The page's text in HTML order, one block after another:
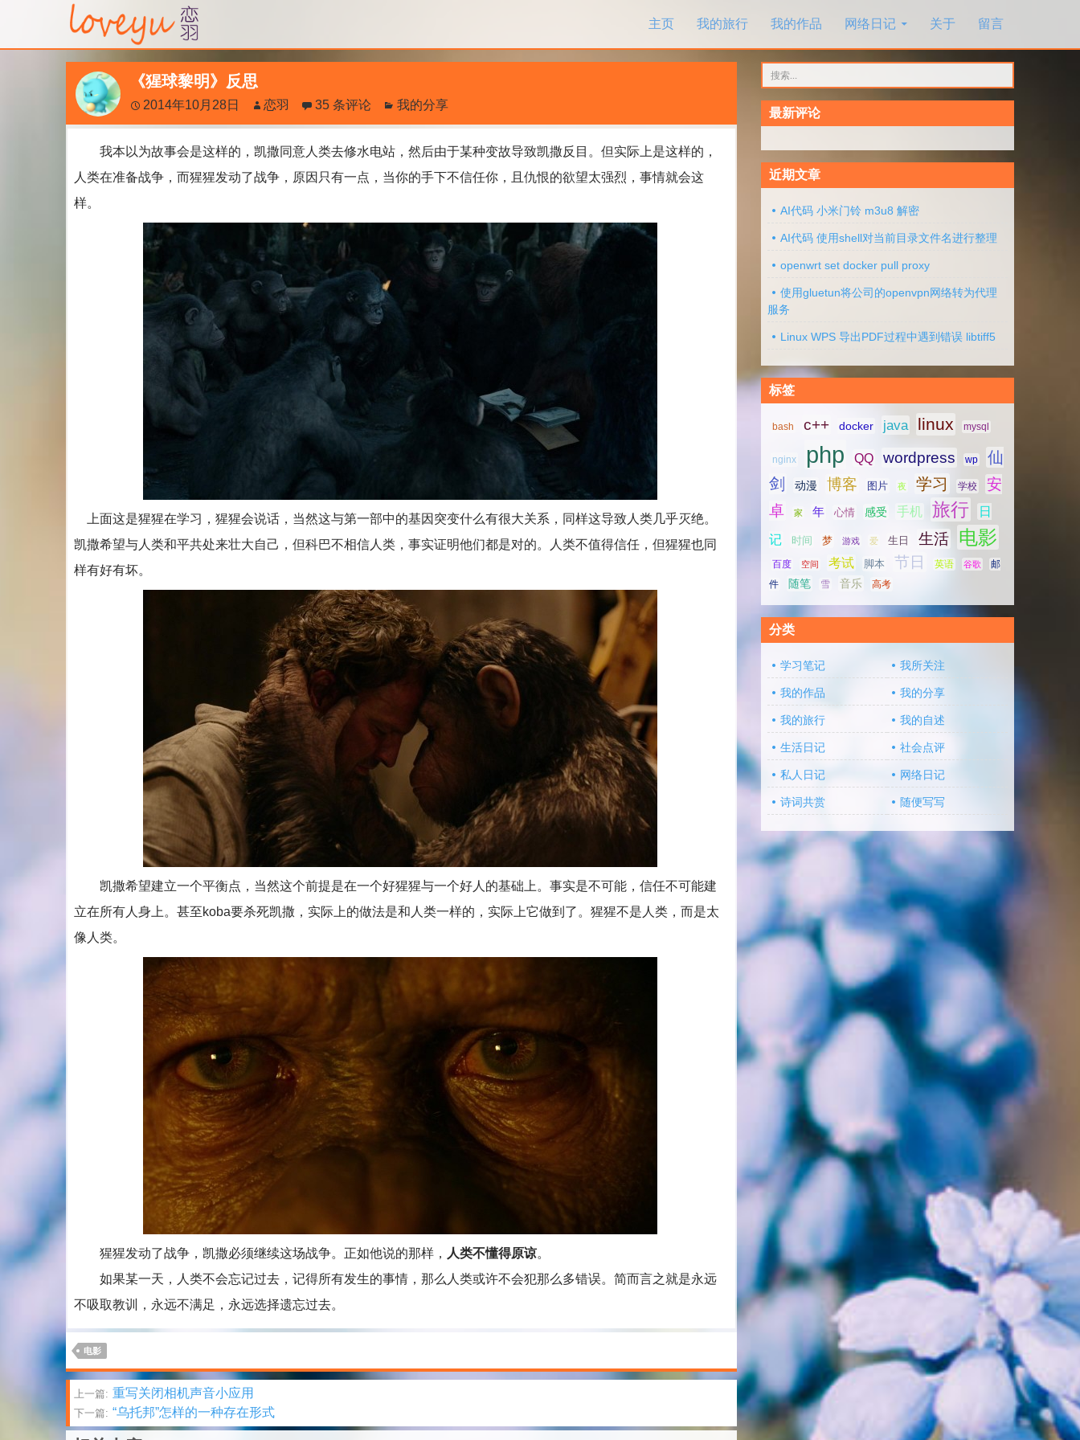
主页
我的旅行 我的作品 网络日记 关于 留言
《猩球黎明》反思
2014年10月28日 恋羽 35 条评论 我的分享
我本以为故事会是这样的，凯撒同意人类去修水电站，然后由于某种变故导致凯撒反目。但实际上是这样的，
人类在准备战争，而猩猩发动了战争，原因只有一点，当你的手下不信任你，且仇恨的欲望太强烈，事情就会这
样。
上面这是猩猩在学习，猩猩会说话，当然这与第一部中的基因突变什么有很大关系，同样这导致人类几乎灭绝。
凯撒希望与人类和平共处来壮大自己，但科巴不相信人类，事实证明他们都是对的。人类不值得信任，但猩猩也同
样有好有坏。
凯撒希望建立一个平衡点，当然这个前提是在一个好猩猩与一个好人的基础上。事实是不可能，信任不可能建
立在所有人身上。甚至koba要杀死凯撒，实际上的做法是和人类一样的，实际上它做到了。猩猩不是人类，而是太
像人类。
猩猩发动了战争，凯撒必须继续这场战争。正如他说的那样， 人类不懂得原谅。
如果某一天，人类不会忘记过去，记得所有发生的事情，那么人类或许不会犯那么多错误。简而言之就是永远
不吸取教训，永远不满足，永远选择遗忘过去。
电影
文
章
上一篇: 重写关闭相机声音小应用
下一篇: “乌托邦”怎样的一种存在形式
索：
最新评论
近期文章
AI代码 小米门铃 m3u8 解密
AI代码 使用shell对当前目录文件名进行整理
openwrt set docker pull proxy
使用gluetun将公司的openvpn网络转为代理
服务
Linux WPS 导出PDF过程中遇到错误 libtiff5
标签
bash c++ docker java linux mysql
nginx php QQ wordpress wp
仙
剑
动漫 博客 图片 夜 学习 学校
安
卓
家 年 心情 感受 手机 旅行 日
记 时间 梦 游戏 爱 生日 生活 电影
百度 空间 考试 脚本 节日 英语 谷歌 邮
件 随笔 雪 音乐 高考
分类
学习笔记 我所关注
我的作品 我的分享
我的旅行 我的自述
生活日记 社会点评
私人日记 网络日记
诗词共赏 随便写写